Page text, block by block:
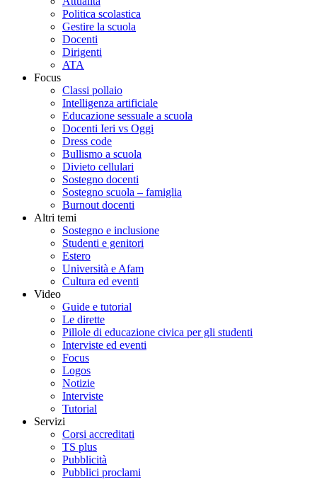
Politica scolastica
Gestire la scuola
Docenti
Dirigenti
ATA
Focus
Classi pollaio
Intelligenza artificiale
Educazione sessuale a scuola
Docenti Ieri vs Oggi
Dress code
Bullismo a scuola
Divieto cellulari
Sostegno docenti
Sostegno scuola – famiglia
Burnout docenti
Altri temi
Sostegno e inclusione
Studenti e genitori
Estero
Università e Afam
Cultura ed eventi
Video
Guide e tutorial
Le dirette
Pillole di educazione civica per gli studenti
Interviste ed eventi
Focus
Logos
Notizie
Interviste
Tutorial
Servizi
Corsi accreditati
TS plus
Pubblicità
Pubblici proclami